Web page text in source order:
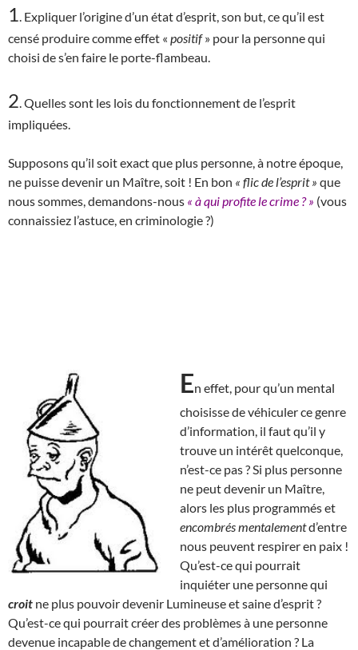
1 . Expliquer l’origine d’un état d’esprit, son but, ce qu’il est
censé produire comme effet « positif» pour la personne qui
choisi de s’en faire le porte-flambeau.
2 . Quelles sont les lois du fonctionnement de l’esprit
impliquées.
Supposons qu’il soit exact que plus personne, à notre époque,
ne puisse devenir un Maître, soit ! En bon « flic de l’esprit » que
nous sommes, demandons-nous « à qui profite le crime ? » (vous
connaissiez l’astuce, en criminologie ?)
En effet, pour qu’un mental
choisisse de véhiculer ce genre
d’information, il faut qu’il y
trouve un intérêt quelconque,
n’est-ce pas ? Si plus personne
ne peut devenir un Maître,
alors les plus programmés et
encombrés mentalementd’entre
nous peuvent respirer en paix !
Qu’est-ce qui pourrait
inquiéter une personne qui
croit ne plus pouvoir devenir Lumineuse et saine d’esprit ?
Qu’est-ce qui pourrait créer des problèmes à une personne
devenue incapable de changement et d’amélioration ? La